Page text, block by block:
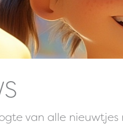
van alle nieuwtjes